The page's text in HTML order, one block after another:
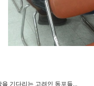
을 기다리는 고려인 동포들...